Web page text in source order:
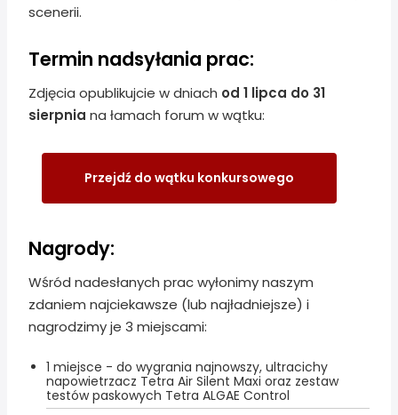
scenerii.
Termin nadsyłania prac:
Zdjęcia opublikujcie w dniach od 1 lipca do 31
sierpnia na łamach forum w wątku:
Przejdź do wątku konkursowego
Nagrody:
Wśród nadesłanych prac wyłonimy naszym
zdaniem najciekawsze (lub najładniejsze) i
nagrodzimy je 3 miejscami:
1 miejsce - do wygrania najnowszy, ultracichy
napowietrzacz Tetra Air Silent Maxi oraz zestaw
testów paskowych Tetra ALGAE Control